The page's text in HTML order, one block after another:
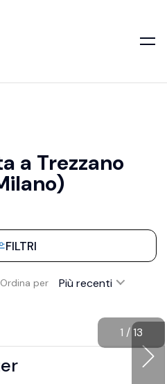
a Trezzano
FILTRI
Ordina per Più recenti
1 /13